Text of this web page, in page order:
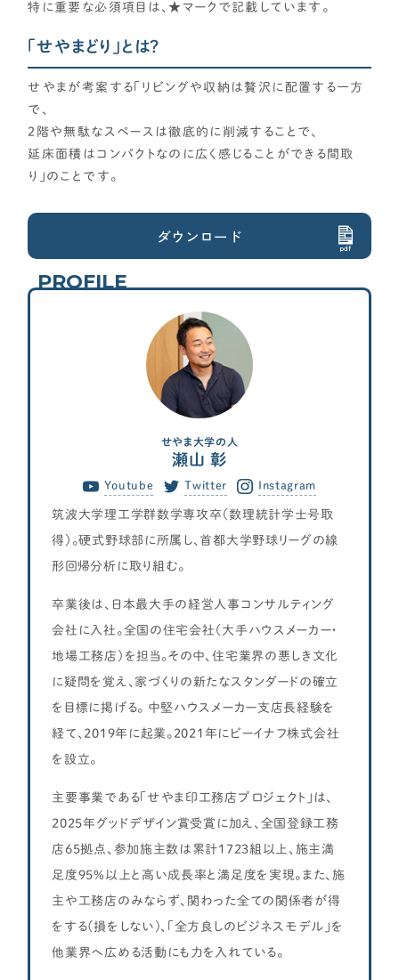
CONTENTS
コンテンツから探す
記事で学ぶ
動画で学ぶ
Q&Aで学ぶ
SUPPORT
サポート
せやま印工務店プロジェクト
各種メディアのみなさまへ
特に重要な必須項目は、★マークで記載しています。
「せやまどり」とは？
せやまが考案する「リビングや収納は贅沢に配置する一方
で、
２階や無駄なスペースは徹底的に削減することで、
延床面積はコンパクトなのに広く感じることができる間取
り」のことです。
ダウンロード
pdf
PROFILE
せやま大学の人
瀬山 彰
Youtube Twitter Instagram
筑波大学理工学群数学専攻卒（数理統計学士号取
得）。硬式野球部に所属し、首都大学野球リーグの線
形回帰分析に取り組む。
卒業後は、日本最大手の経営人事コンサルティング
会社に入社。全国の住宅会社（大手ハウスメーカー・
地場工務店）を担当。その中、住宅業界の悪しき文化
に疑問を覚え、家づくりの新たなスタンダードの確立
を目標に掲げる。 中堅ハウスメーカー支店長経験を
経て、2019年に起業。2021年にビーイナフ株式会社
を設立。
主要事業である「せやま印工務店プロジェクト」は、
2025年グッドデザイン賞受賞に加え、全国登録工務
店65拠点、参加施主数は累計1723組以上、施主満
足度95%以上と高い成長率と満足度を実現。また、施
主や工務店のみならず、関わった全ての関係者が得
をする(損をしない)、「全方良しのビジネスモデル」を
他業界へ広める活動にも力を入れている。